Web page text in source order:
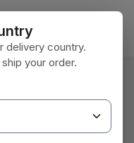
delivery country.
your order.